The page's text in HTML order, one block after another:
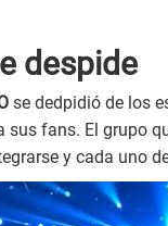
despide
se dedpidió de los
sus fans. El grupo
y cada uno